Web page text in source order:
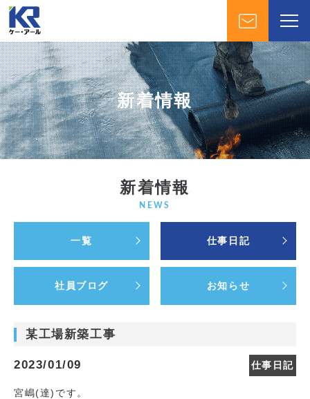
新着情報
新着情報
NEWS
一覧 仕事日記
社員ブログ お知らせ
某工場新築工事
2023/01/09 仕事日記
宮嶋(達)です。